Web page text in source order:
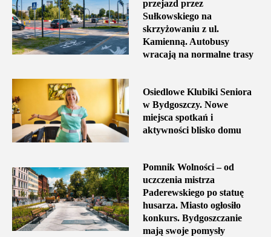
przejazd przez
Sułkowskiego na
skrzyżowaniu z ul.
Kamienną. Autobusy
wracają na normalne trasy
Osiedlowe Klubiki Seniora
w Bydgoszczy. Nowe
miejsca spotkań i
aktywności blisko domu
Pomnik Wolności – od
uczczenia mistrza
Paderewskiego po statuę
husarza. Miasto ogłosiło
konkurs. Bydgoszczanie
mają swoje pomysły